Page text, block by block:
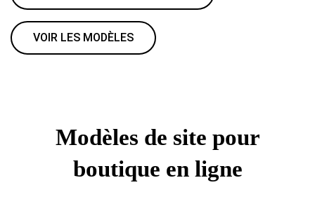
VOIR LES MODÈLES
Modèles de site pour
boutique en ligne